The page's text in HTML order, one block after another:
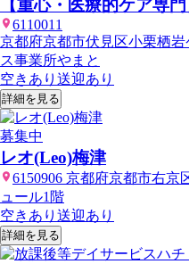
【重心・医療的ケア専
6110011
京都府京都市伏見区小栗栖
ス事業所やまと
空きあり 送迎あり
詳細を見る
募集中
レオ(Leo)梅津
6150906 京都府京都市右京
ュール1階
空きあり 送迎あり
詳細を見る